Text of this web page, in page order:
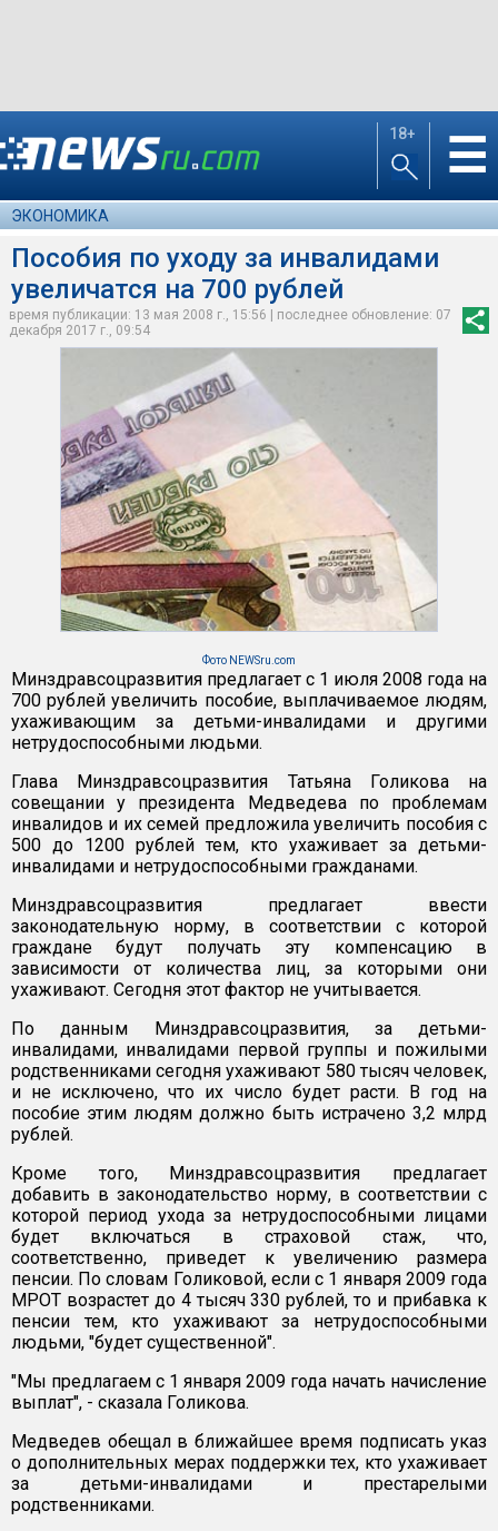
18+ ☰
ЭКОНОМИКА
Пособия по уходу за инвалидами
увеличатся на 700 рублей
время публикации: 13 мая 2008 г., 15:56 | последнее обновление: 07
декабря 2017 г., 09:54
Фото NEWSru.com
Минздравсоцразвития предлагает с 1 июля 2008 года на
700 рублей увеличить пособие, выплачиваемое людям,
ухаживающим за детьми-инвалидами и другими
нетрудоспособными людьми.
Глава Минздравсоцразвития Татьяна Голикова на
совещании у президента Медведева по проблемам
инвалидов и их семей предложила увеличить пособия с
500 до 1200 рублей тем, кто ухаживает за детьми-
инвалидами и нетрудоспособными гражданами.
Минздравсоцразвития предлагает ввести
законодательную норму, в соответствии с которой
граждане будут получать эту компенсацию в
зависимости от количества лиц, за которыми они
ухаживают. Сегодня этот фактор не учитывается.
По данным Минздравсоцразвития, за детьми-
инвалидами, инвалидами первой группы и пожилыми
родственниками сегодня ухаживают 580 тысяч человек,
и не исключено, что их число будет расти. В год на
пособие этим людям должно быть истрачено 3,2 млрд
рублей.
Кроме того, Минздравсоцразвития предлагает
добавить в законодательство норму, в соответствии с
которой период ухода за нетрудоспособными лицами
будет включаться в страховой стаж, что,
соответственно, приведет к увеличению размера
пенсии. По словам Голиковой, если с 1 января 2009 года
МРОТ возрастет до 4 тысяч 330 рублей, то и прибавка к
пенсии тем, кто ухаживают за нетрудоспособными
людьми, "будет существенной".
"Мы предлагаем с 1 января 2009 года начать начисление
выплат", - сказала Голикова.
Медведев обещал в ближайшее время подписать указ
о дополнительных мерах поддержки тех, кто ухаживает
за детьми-инвалидами и престарелыми
родственниками.